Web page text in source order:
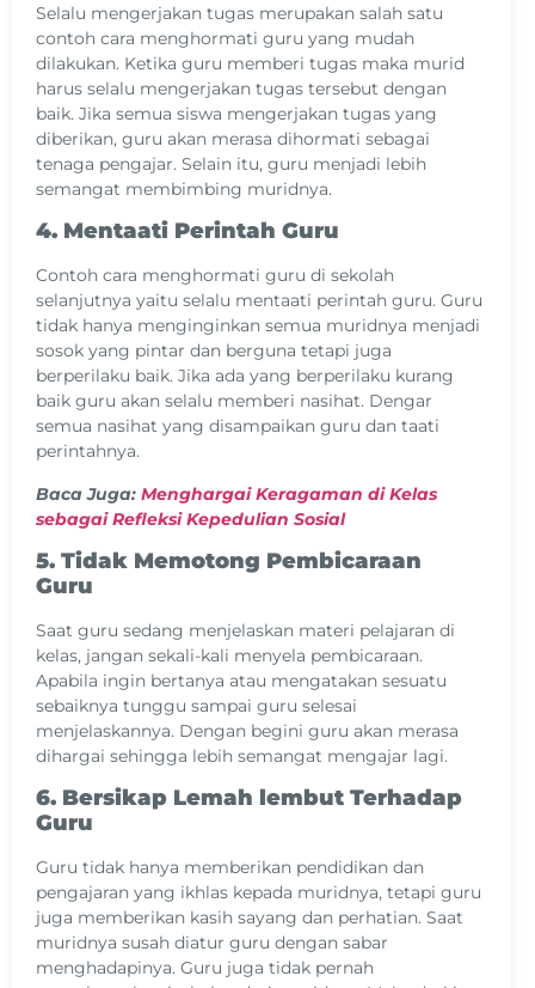
Selalu mengerjakan tugas merupakan salah satu
contoh cara menghormati guru yang mudah
dilakukan. Ketika guru memberi tugas maka murid
harus selalu mengerjakan tugas tersebut dengan
baik. Jika semua siswa mengerjakan tugas yang
diberikan, guru akan merasa dihormati sebagai
tenaga pengajar. Selain itu, guru menjadi lebih
semangat membimbing muridnya.
4. Mentaati Perintah Guru
Contoh cara menghormati guru di sekolah
selanjutnya yaitu selalu mentaati perintah guru. Guru
tidak hanya menginginkan semua muridnya menjadi
sosok yang pintar dan berguna tetapi juga
berperilaku baik. Jika ada yang berperilaku kurang
baik guru akan selalu memberi nasihat. Dengar
semua nasihat yang disampaikan guru dan taati
perintahnya.
Baca Juga: Menghargai Keragaman di Kelas
sebagai Refleksi Kepedulian Sosial
5. Tidak Memotong Pembicaraan
Guru
Saat guru sedang menjelaskan materi pelajaran di
kelas, jangan sekali-kali menyela pembicaraan.
Apabila ingin bertanya atau mengatakan sesuatu
sebaiknya tunggu sampai guru selesai
menjelaskannya. Dengan begini guru akan merasa
dihargai sehingga lebih semangat mengajar lagi.
6. Bersikap Lemah lembut Terhadap
Guru
Guru tidak hanya memberikan pendidikan dan
pengajaran yang ikhlas kepada muridnya, tetapi guru
juga memberikan kasih sayang dan perhatian. Saat
muridnya susah diatur guru dengan sabar
menghadapinya. Guru juga tidak pernah